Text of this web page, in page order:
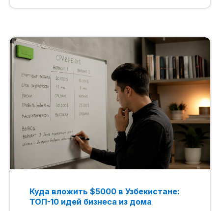
Куда вложить $5000 в Узбекистане:
ТОП-10 идей бизнеса из дома